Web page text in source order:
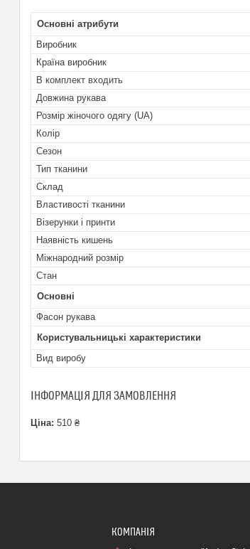
Основні атрибути
Виробник
Країна виробник
В комплект входить
Довжина рукава
Розмір жіночого одягу (UA)
Колір
Сезон
Тип тканини
Склад
Властивості тканини
Візерунки і принти
Наявність кишень
Міжнародний розмір
Стан
Основні
Фасон рукава
Користувальницькі характеристики
Вид виробу
ІНФОРМАЦІЯ ДЛЯ ЗАМОВЛЕННЯ
Ціна: 510 ₴